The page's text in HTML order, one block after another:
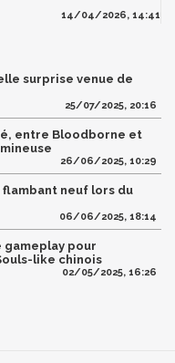
14/04/2026, 14:41
surprise venue de
25/07/2025, 20:16
entre Bloodborne et
26/06/2025, 10:29
flambant neuf lors du
06/06/2025, 18:14
gameplay pour
like chinois
02/05/2025, 16:26